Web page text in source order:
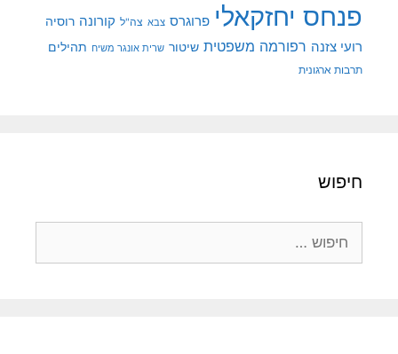
פנחס יחזקאלי פרוגרס צבא צה"ל קורונה רוסיה
רועי צזנה רפורמה משפטית שיטור שרית אונגר משיח תהילים
תרבות ארגונית
חיפוש